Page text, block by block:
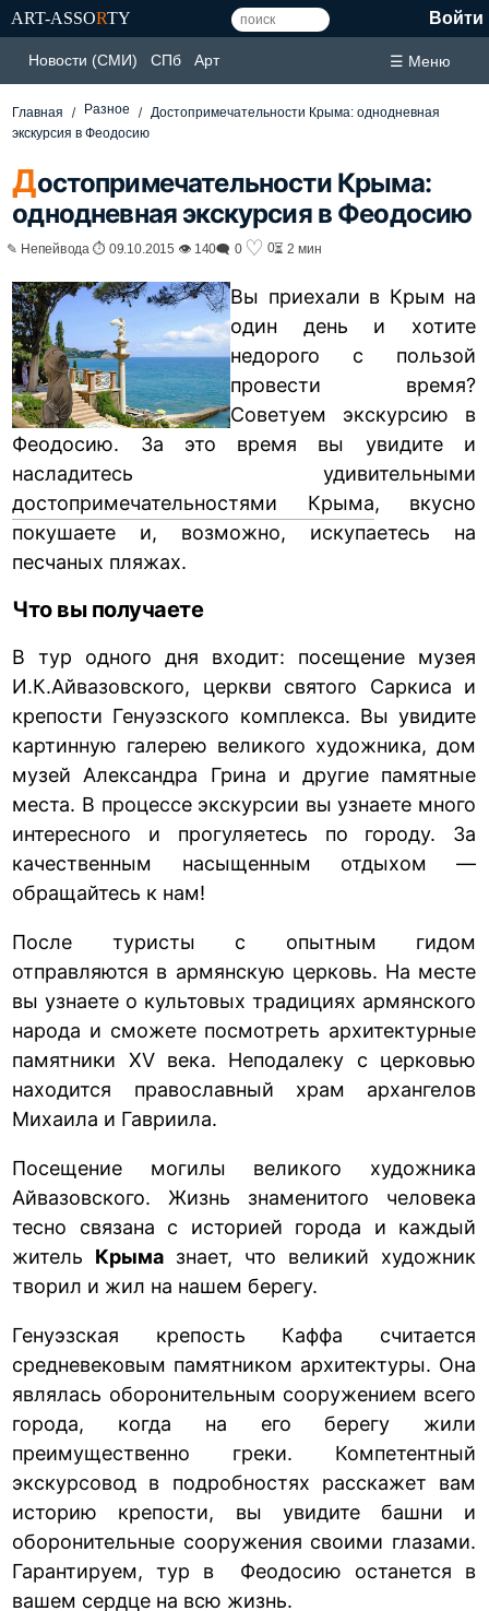
ART-ASSORTY Войти
Новости (СМИ) СПб Арт ☰ Меню
Главная Разное
Достопримечательности Крыма: однодневная
экскурсия в Феодосию
Достопримечательности Крыма:
однодневная экскурсия в Феодосию
✎ Непейвода ⏱ 09.10.2015 👁 140🗨 0 ♡ 0⏳ 2 мин
Вы приехали в Крым на
один день и хотите
недорого с пользой
провести время?
Советуем экскурсию в
Феодосию. За это время вы увидите и
насладитесь удивительными
достопримечательностями Крыма, вкусно
покушаете и, возможно, искупаетесь на
песчаных пляжах.
Что вы получаете
В тур одного дня входит: посещение музея
И.К.Айвазовского, церкви святого Саркиса и
крепости Генуэзского комплекса. Вы увидите
картинную галерею великого художника, дом
музей Александра Грина и другие памятные
места. В процессе экскурсии вы узнаете много
интересного и прогуляетесь по городу. За
качественным насыщенным отдыхом —
обращайтесь к нам!
После туристы с опытным гидом
отправляются в армянскую церковь. На месте
вы узнаете о культовых традициях армянского
народа и сможете посмотреть архитектурные
памятники XV века. Неподалеку с церковью
находится православный храм архангелов
Михаила и Гавриила.
Посещение могилы великого художника
Айвазовского. Жизнь знаменитого человека
тесно связана с историей города и каждый
житель Крыма знает, что великий художник
творил и жил на нашем берегу.
Генуэзская крепость Каффа считается
средневековым памятником архитектуры. Она
являлась оборонительным сооружением всего
города, когда на его берегу жили
преимущественно греки. Компетентный
экскурсовод в подробностях расскажет вам
историю крепости, вы увидите башни и
оборонительные сооружения своими глазами.
Гарантируем, тур в Феодосию останется в
вашем сердце на всю жизнь.